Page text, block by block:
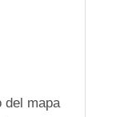
del mapa